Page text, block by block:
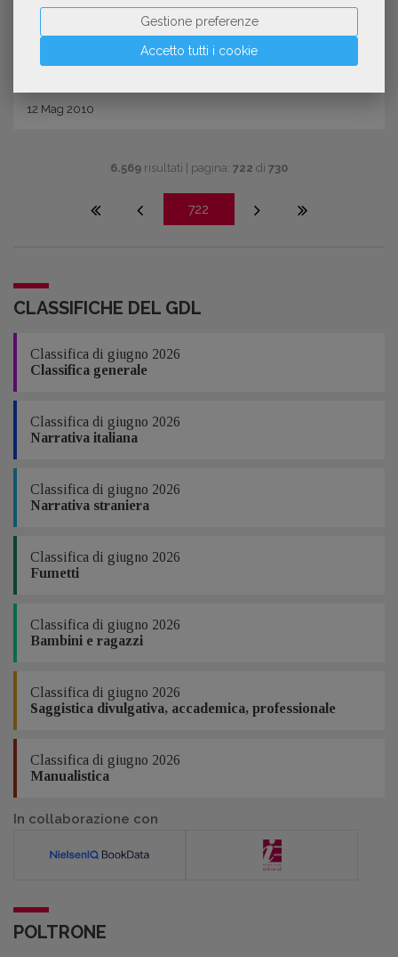
Accetto tutti i cookie
Gestione preferenze
12 Mag 2010
6.569 risultati | pagina: 722 di 730
722
CLASSIFICHE DEL GDL
Classifica di giugno 2026
Classifica generale
Classifica di giugno 2026
Narrativa italiana
Classifica di giugno 2026
Narrativa straniera
Classifica di giugno 2026
Fumetti
Classifica di giugno 2026
Bambini e ragazzi
Classifica di giugno 2026
Saggistica divulgativa, accademica, professionale
Classifica di giugno 2026
Manualistica
In collaborazione con
POLTRONE